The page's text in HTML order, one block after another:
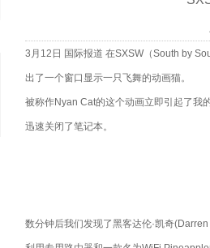
3月12日 国际报道 在SXSW（South by
出了一个窗口显示一只飞舞的动画猫。
被称作Nyan Cat的这个动画立即引起了我
迅速关闭了笔记本。
数分钟后我们发现了黑客达伦·凯奇